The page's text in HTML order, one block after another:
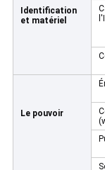
Identification
et matériel
Le pouvoir